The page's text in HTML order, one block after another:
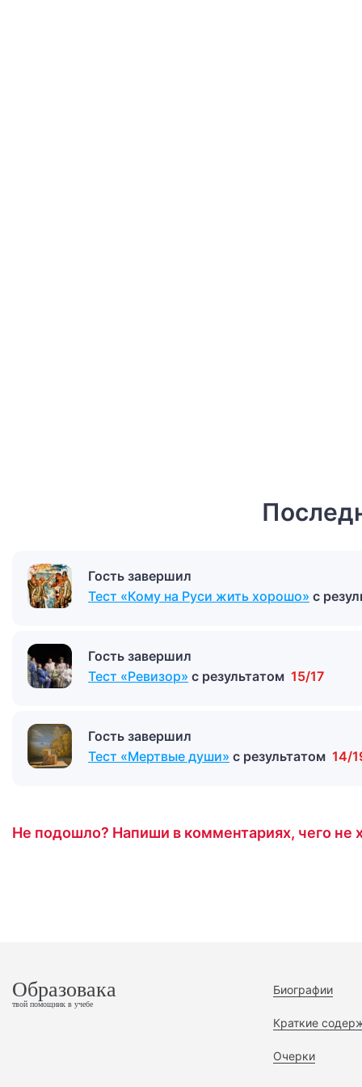
Гость завершил
Тест «Кому на Руси жить хорошо» с
Гость завершил
Тест «Ревизор» с результатом 15/17
Гость завершил
Тест «Мертвые души» с результатом 14/
Не подошло? Напиши в комментариях, чего не
Образовака
твой помощник в учебе
Биографии
Краткие
Очерки